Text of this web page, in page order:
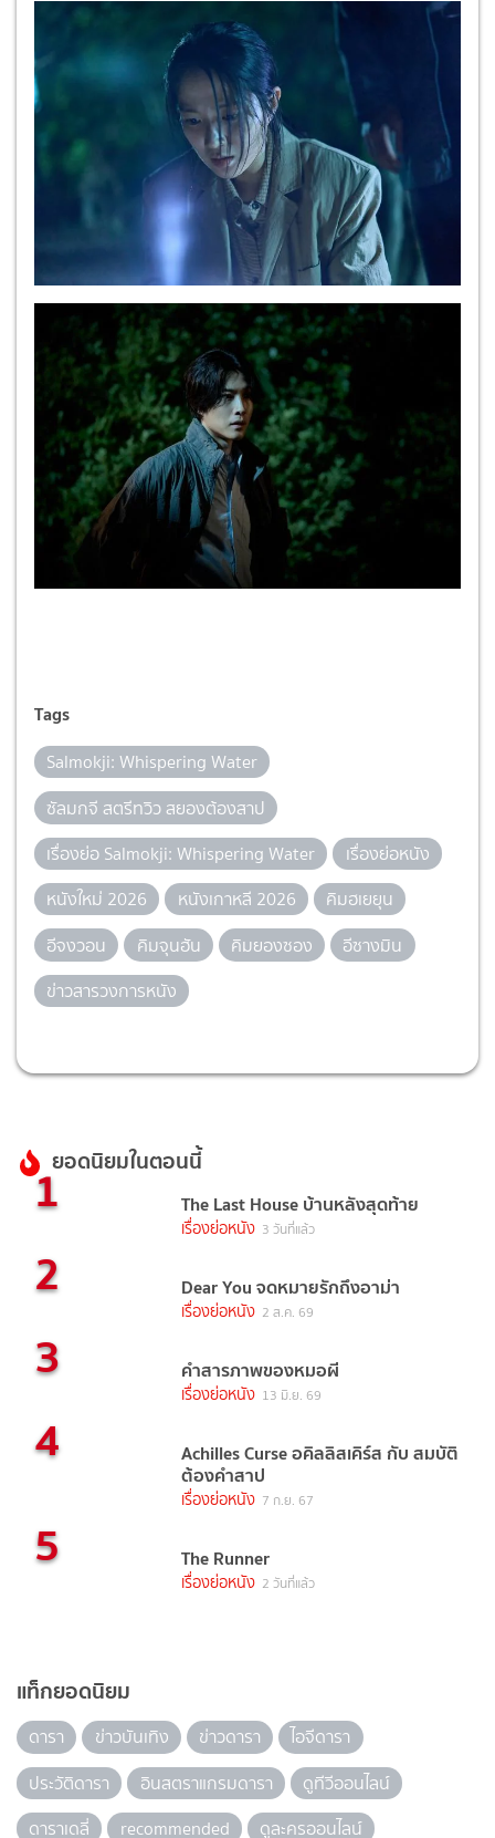
Tags
Salmokji: Whispering Water
ซัลมกจี สตรีทวิว สยองต้องสาป
เรื่องย่อ Salmokji: Whispering Water
เรื่องย่อหนัง
หนังใหม่ 2026
หนังเกาหลี 2026
คิมฮเยยุน
อีจงวอน
คิมจุนฮัน คิมยองซอง
อีซางมิน
ข่าวสารวงการหนัง
ยอดนิยมในตอนนี้
1 The Last House บ้านหลังสุดท้าย
เรื่องย่อหนัง 3 วันที่แล้ว
2 Dear You จดหมายรักถึงอาม่า
เรื่องย่อหนัง 2 ส.ค. 69
3 คำสารภาพของหมอผี
เรื่องย่อหนัง 13 มิ.ย. 69
4 Achilles Curse อคิลลิสเคิร์ส กับ สมบัติ
ต้องคำสาป
เรื่องย่อหนัง 7 ก.ย. 67
5 The Runner
เรื่องย่อหนัง 2 วันที่แล้ว
แท็กยอดนิยม
ดารา ข่าวบันเทิง ข่าวดารา
ไอจีดารา
ประวัติดารา
อินสตราแกรมดารา
ดูทีวีออนไลน์
ดาราเดลี่
recommended ดูละครออนไลน์